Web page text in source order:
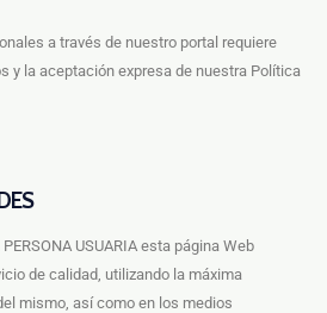
a través de nuestro portal requiere
y la aceptación expresa de nuestra Política
USUARIA esta página Web
de calidad, utilizando la máxima
mismo, así como en los medios